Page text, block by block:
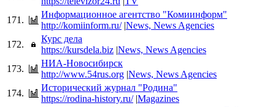
171.
Информационное агентство "Комиинформ"
http://komiinform.ru/ |News, News Agencies
172.
Курс дела
https://kursdela.biz |News, News Agencies
173.
НИА-Новосибирск
http://www.54rus.org |News, News Agencies
174.
Исторический журнал "Родина"
https://rodina-history.ru/ |Magazines